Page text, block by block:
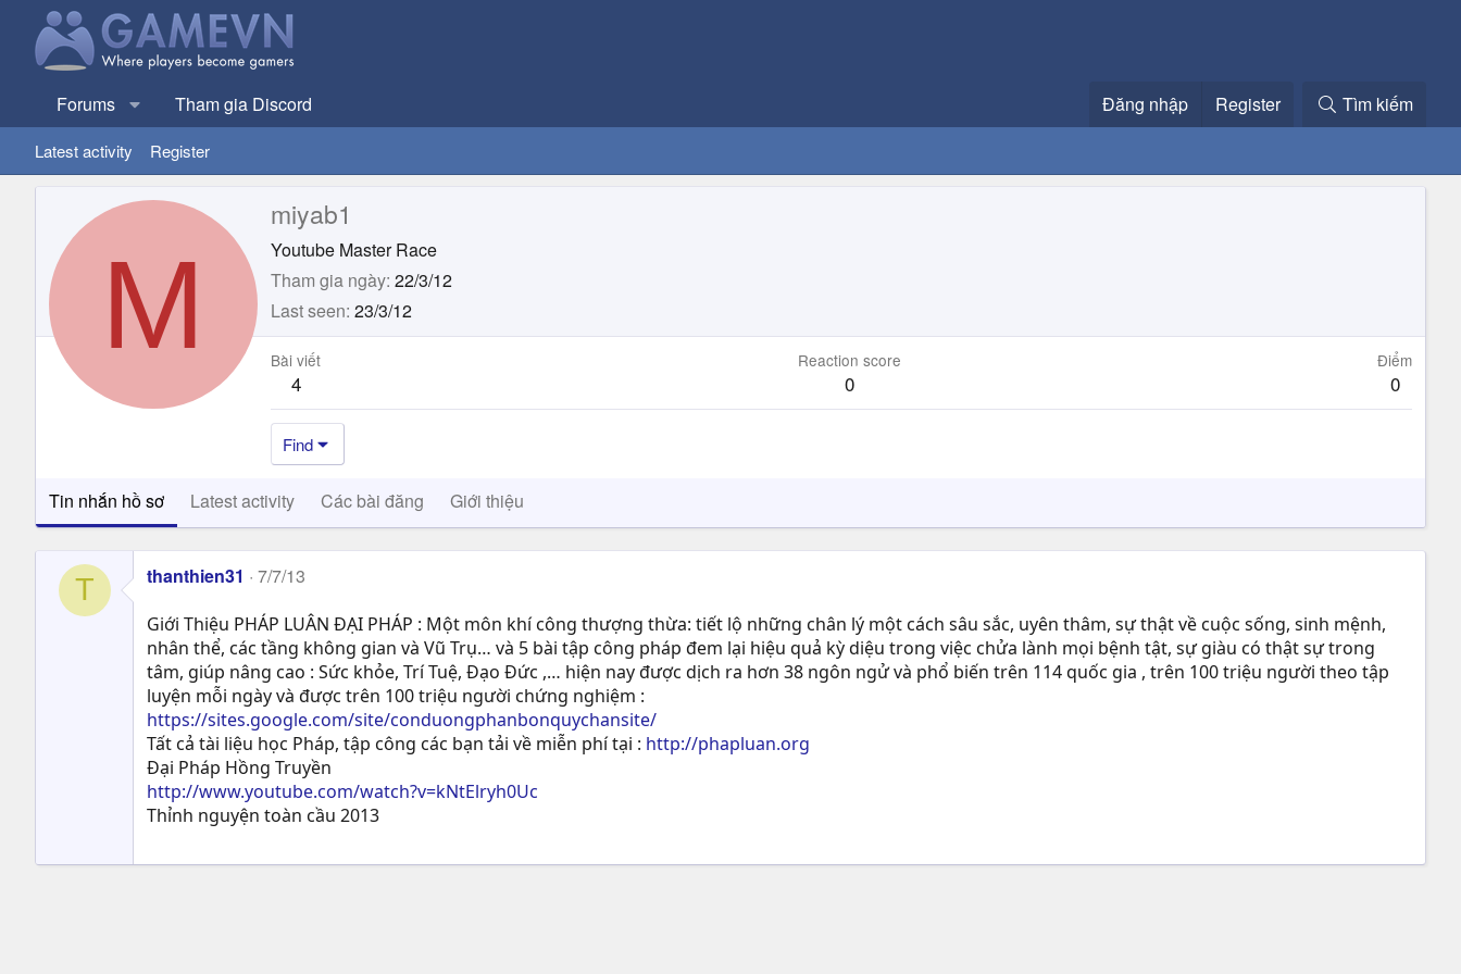
Forums Tham gia Discord Đăng nhập Register Tìm kiếm
Latest activity Register
M
miyab1
Youtube Master Race
Tham gia ngày 22/3/12
Last seen 23/3/12
Bài viết
4
Reaction score
0
Điểm
0
Find
Tin nhắn hồ sơ Latest activity Các bài đăng Giới thiệu
T thanthien31 7/7/13
Giới Thiệu PHÁP LUÂN ĐẠI PHÁP : Một môn khí công thượng thừa: tiết lộ những chân lý một cách sâu sắc, uyên thâm, sự thật về cuộc sống, sinh mệnh,
nhân thể, các tầng không gian và Vũ Trụ… và 5 bài tập công pháp đem lại hiệu quả kỳ diệu trong việc chửa lành mọi bệnh tật, sự giàu có thật sự trong
tâm, giúp nâng cao : Sức khỏe, Trí Tuệ, Ðạo Ðức ,… hiện nay được dịch ra hơn 38 ngôn ngử và phổ biến trên 114 quốc gia , trên 100 triệu người theo tập
luyện mỗi ngày và được trên 100 triệu người chứng nghiệm :
https://sites.google.com/site/conduongphanbonquychansite/
Tất cả tài liệu học Pháp, tập công các bạn tải về miễn phí tại : http://phapluan.org
Đại Pháp Hồng Truyền
http://www.youtube.com/watch?v=kNtElryh0Uc
Thỉnh nguyện toàn cầu 2013